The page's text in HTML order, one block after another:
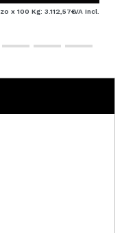
x 100 Kg: 3.112,57€IVA Incl.